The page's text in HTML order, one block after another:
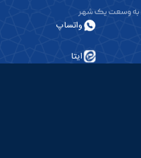
واتساپ
ایتا